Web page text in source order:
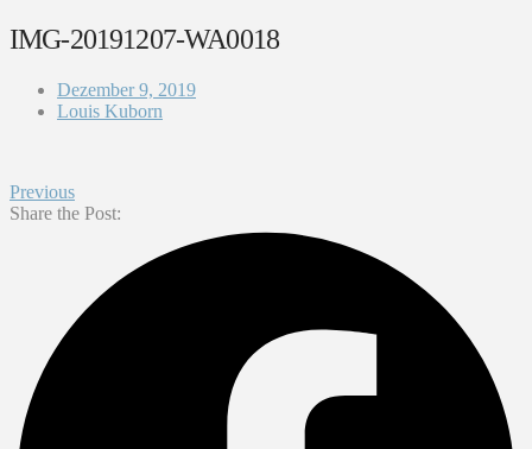
IMG-20191207-WA0018
Dezember 9, 2019
Louis Kuborn
Previous
Share the Post: